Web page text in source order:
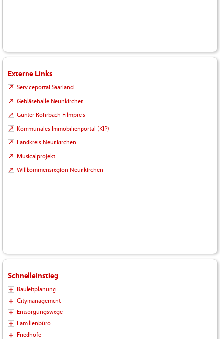
Externe Links
Serviceportal Saarland
Gebläsehalle Neunkirchen
Günter Rohrbach Filmpreis
Kommunales Immobilienportal (KIP)
Landkreis Neunkirchen
Musicalprojekt
Willkommensregion Neunkirchen
Schnelleinstieg
Bauleitplanung
Citymanagement
Entsorgungswege
Familienbüro
Friedhöfe